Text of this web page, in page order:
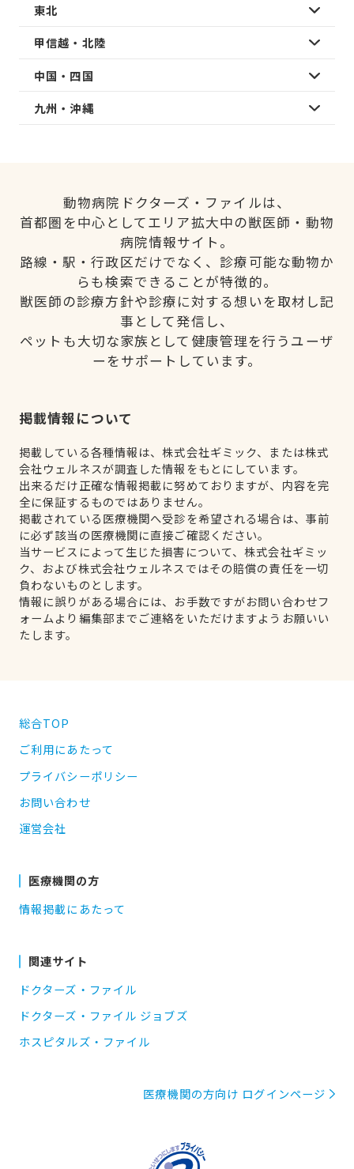
東北
甲信越・北陸
中国・四国
九州・沖縄
動物病院ドクターズ・ファイルは、
首都圏を中心としてエリア拡大中の獣医師・動物
病院情報サイト。
路線・駅・行政区だけでなく、診療可能な動物か
らも検索できることが特徴的。
獣医師の診療方針や診療に対する想いを取材し記
事として発信し、
ペットも大切な家族として健康管理を行うユーザ
ーをサポートしています。
掲載情報について
掲載している各種情報は、株式会社ギミック、または株式
会社ウェルネスが調査した情報をもとにしています。
出来るだけ正確な情報掲載に努めておりますが、内容を完
全に保証するものではありません。
掲載されている医療機関へ受診を希望される場合は、事前
に必ず該当の医療機関に直接ご確認ください。
当サービスによって生じた損害について、株式会社ギミッ
ク、および株式会社ウェルネスではその賠償の責任を一切
負わないものとします。
情報に誤りがある場合には、お手数ですがお問い合わせフ
ォームより編集部までご連絡をいただけますようお願いい
たします。
総合TOP
ご利用にあたって
プライバシーポリシー
お問い合わせ
運営会社
医療機関の方
情報掲載にあたって
関連サイト
ドクターズ・ファイル
ドクターズ・ファイル ジョブズ
ホスピタルズ・ファイル
医療機関の方向け ログインページ